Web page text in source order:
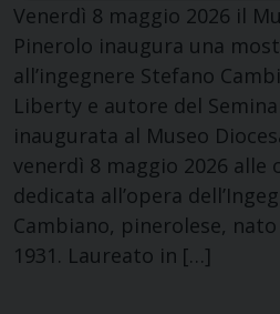
Venerdì 8 maggio 2026 il
Pinerolo inaugura una
all’ingegnere Stefano
Liberty e autore del
inaugurata al Museo
venerdì 8 maggio 2026 alle
dedicata all’opera
Cambiano, pinerolese,
1931. Laureato in […]